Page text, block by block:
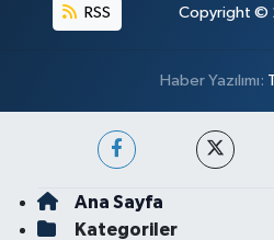
RSS Copyright ©
Haber Yazılımı:
Ana Sayfa
Kategoriler